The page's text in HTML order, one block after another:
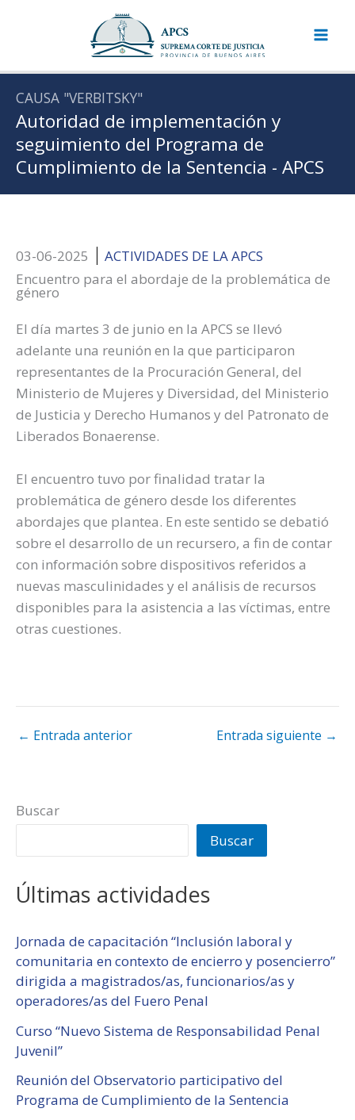
CAUSA "VERBITSKY"
Autoridad de implementación y
seguimiento del Programa de
Cumplimiento de la Sentencia - APCS
03-06-2025
ACTIVIDADES DE LA APCS
Encuentro para el abordaje de la problemática de
género
El día martes 3 de junio en la APCS se llevó
adelante una reunión en la que participaron
representantes de la Procuración General, del
Ministerio de Mujeres y Diversidad, del Ministerio
de Justicia y Derecho Humanos y del Patronato de
Liberados Bonaerense.
El encuentro tuvo por finalidad tratar la
problemática de género desde los diferentes
abordajes que plantea. En este sentido se debatió
sobre el desarrollo de un recursero, a fin de contar
con información sobre dispositivos referidos a
nuevas masculinidades y el análisis de recursos
disponibles para la asistencia a las víctimas, entre
otras cuestiones.
← Entrada anterior Entrada siguiente →
Buscar
Buscar
Últimas actividades
Jornada de capacitación “Inclusión laboral y
comunitaria en contexto de encierro y posencierro”
dirigida a magistrados/as, funcionarios/as y
operadores/as del Fuero Penal
Curso “Nuevo Sistema de Responsabilidad Penal
Juvenil”
Reunión del Observatorio participativo del
Programa de Cumplimiento de la Sentencia